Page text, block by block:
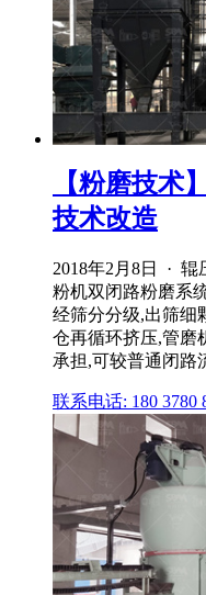
【粉磨技术
技术改造
2018年2月8日 ·
粉机双闭路粉磨系
经筛分分级,出筛细
仓再循环挤压,管磨
承担,可较普通闭路
联系电话: 180 3780